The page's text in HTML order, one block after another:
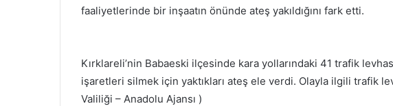
faaliyetlerinde bir inşaatın önünde ateş yakıldığını fark etti.
Kırklareli’nin Babaeski ilçesinde kara yollarındaki 41 trafik
işaretleri silmek için yaktıkları ateş ele verdi. Olayla ilgili trafik
Valiliği – Anadolu Ajansı )